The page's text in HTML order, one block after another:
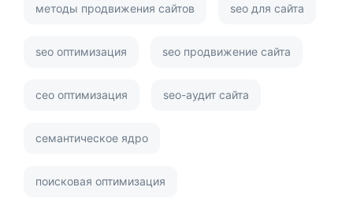
методы продвижения сайтов seo для сайта
seo оптимизация seo продвижение сайта
сео оптимизация seo-аудит сайта
семантическое ядро
поисковая оптимизация